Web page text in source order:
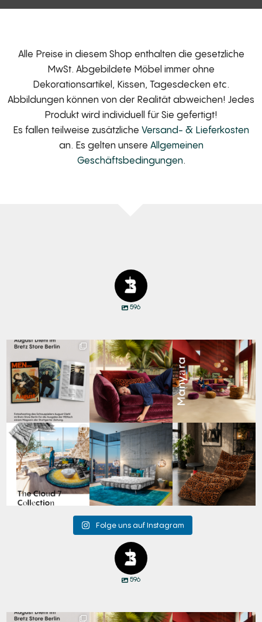
Alle Preise in diesem Shop enthalten die gesetzliche
MwSt. Abgebildete Möbel immer ohne
Dekorationsartikel, Kissen, Tagesdecken etc.
Abbildungen können von der Realität abweichen! Jedes
Produkt wird individuell für Sie gefertigt!
Es fallen teilweise zusätzliche Versand- & Lieferkosten
an. Es gelten unsere Allgemeinen
Geschäftsbedingungen.
596
Zwischen Charakter
und Design:
Schauspieler August...
31 5
Den Kopf anlehnen. Die
Gedanken auf Reisen ...
67 1
Manyara. Inspiriert von
der Weite Afrikas....
59 2
Für jeden Lieblingsplatz
die passende Cloud.
☁️...
62 1
Cloud 7 – nicht nur zum
Sitzen, sondern auch
zum...
149 3
A bold statement. A
quiet retreat.
Mit unserem...
204 4
Folge uns auf Instagram
596